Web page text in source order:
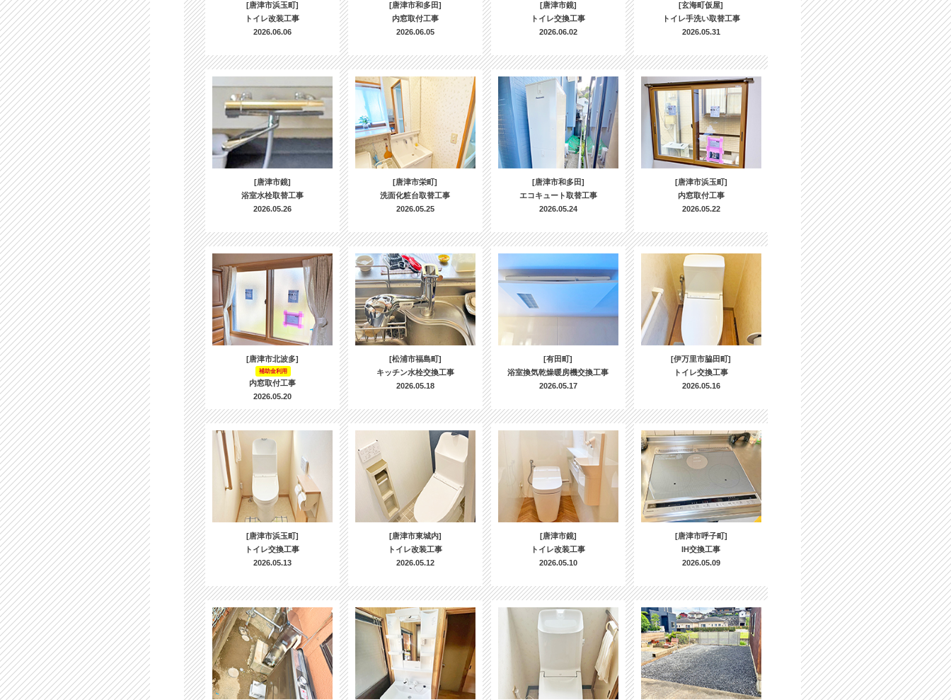
[唐津市浜玉町]
トイレ改装工事
2026.06.06
[唐津市和多田]
内窓取付工事
2026.06.05
[唐津市鏡]
トイレ交換工事
2026.06.02
[玄海町仮屋]
トイレ手洗い取替工事
2026.05.31
[唐津市鏡]
浴室水栓取替工事
2026.05.26
[唐津市栄町]
洗面化粧台取替工事
2026.05.25
[唐津市和多田]
エコキュート取替工事
2026.05.24
[唐津市浜玉町]
内窓取付工事
2026.05.22
[唐津市北波多]
補助金利用
内窓取付工事
2026.05.20
[松浦市福島町]
キッチン水栓交換工事
2026.05.18
[有田町]
浴室換気乾燥暖房機交換工事
2026.05.17
[伊万里市脇田町]
トイレ交換工事
2026.05.16
[唐津市浜玉町]
トイレ交換工事
2026.05.13
[唐津市東城内]
トイレ改装工事
2026.05.12
[唐津市鏡]
トイレ改装工事
2026.05.10
[唐津市呼子町]
IH交換工事
2026.05.09